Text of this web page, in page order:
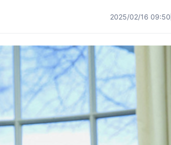
2025/02/16 09:50